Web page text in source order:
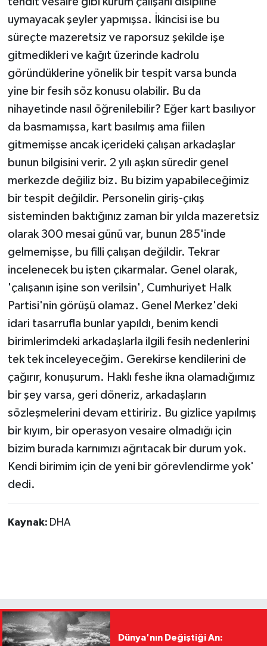
uymayacak şeyler yapmışsa. İkincisi ise bu
süreçte mazeretsiz ve raporsuz şekilde işe
gitmedikleri ve kağıt üzerinde kadrolu
göründüklerine yönelik bir tespit varsa bunda
yine bir fesih söz konusu olabilir. Bu da
nihayetinde nasıl öğrenilebilir? Eğer kart basılıyor
da basmamışsa, kart basılmış ama fiilen
gitmemişse ancak içerideki çalışan arkadaşlar
bunun bilgisini verir. 2 yılı aşkın süredir genel
merkezde değiliz biz. Bu bizim yapabileceğimiz
bir tespit değildir. Personelin giriş-çıkış
sisteminden baktığınız zaman bir yılda mazeretsiz
olarak 300 mesai günü var, bunun 285'inde
gelmemişse, bu filli çalışan değildir. Tekrar
incelenecek bu işten çıkarmalar. Genel olarak,
'çalışanın işine son verilsin', Cumhuriyet Halk
Partisi'nin görüşü olamaz. Genel Merkez'deki
idari tasarrufla bunlar yapıldı, benim kendi
birimlerimdeki arkadaşlarla ilgili fesih nedenlerini
tek tek inceleyeceğim. Gerekirse kendilerini de
çağırır, konuşurum. Haklı feshe ikna olamadığımız
bir şey varsa, geri döneriz, arkadaşların
sözleşmelerini devam ettiririz. Bu gizlice yapılmış
bir kıyım, bir operasyon vesaire olmadığı için
bizim burada karnımızı ağrıtacak bir durum yok.
Kendi birimim için de yeni bir görevlendirme yok'
dedi.
Kaynak: DHA
Dünya'nın Değiştiği An: